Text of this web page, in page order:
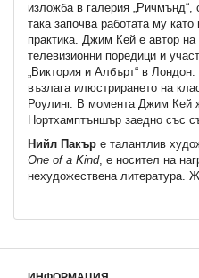
изложба в галерия „Ричмънд“,
така започва работата му
практика. Джим Кей е автор
телевизион­ни поредици и
„Виктория и Албърт“ в
възлага илюстрирането на
Роулинг. В момента Джим Кей
Нортхамптъншър заедно със
Нийл Пакър е талантлив
One of a Kind, е носител на
нехудожествена литература.